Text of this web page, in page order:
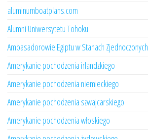
aluminumboatplans.com
Alumni Uniwersytetu Tohoku
Ambasadorowie Egiptu w Stanach Zjednoczonych
Amerykanie pochodzenia irlandzkiego
Amerykanie pochodzenia niemieckiego
Amerykanie pochodzenia szwajcarskiego
Amerykanie pochodzenia włoskiego